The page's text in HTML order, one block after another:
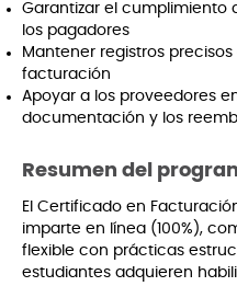
Garantizar el cumplimiento
los pagadores
Mantener registros
facturación
Apoyar a los proveedores
documentación y los
Resumen del
El Certificado en
imparte en línea (100%),
flexible con prácticas
estudiantes adquieren